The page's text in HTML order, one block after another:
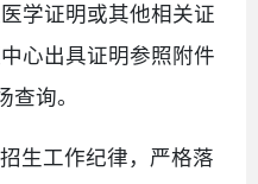
学证明或其他相关证
心出具证明参照附件
询。
生工作纪律，严格落